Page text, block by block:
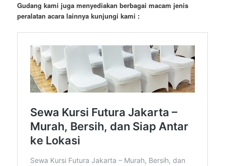
Gudang kami juga menyediakan berbagai macam jenis
peralatan acara lainnya kunjungi kami :